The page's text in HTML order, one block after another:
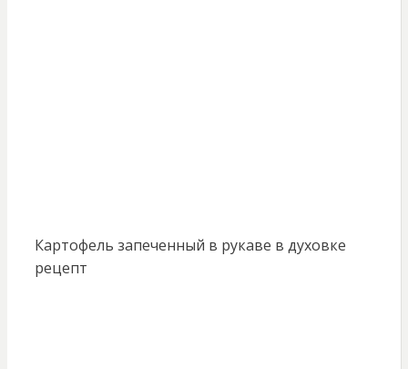
Картофель запеченный в рукаве в духовке
рецепт